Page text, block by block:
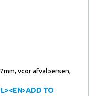
voor afvalpersen,
TO